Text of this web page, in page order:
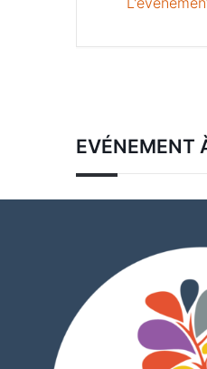
EVÉNEMENT